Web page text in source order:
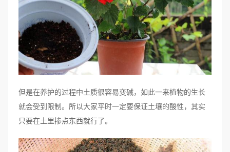
但是在养护的过程中土质很容易变碱，如此一来植物的生长
就会受到限制。所以大家平时一定要保证土壤的酸性，其实
只要在土里掺点东西就行了。